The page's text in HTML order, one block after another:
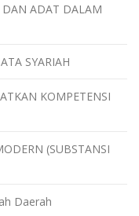
DAN ADAT DALAM
SYARIAH
KOMPETENSI
(SUBSTANSI
Daerah